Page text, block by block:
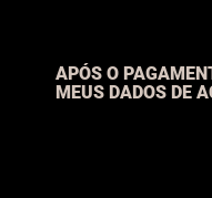
APÓS O
MEUS DADOS DE